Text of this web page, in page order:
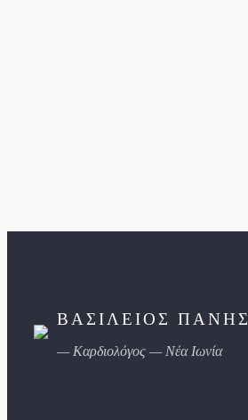
ΒΑΣΙΛΕΙΟΣ ΠΑΝΗΣ
— Καρδιολόγος — Νέα Ιωνία